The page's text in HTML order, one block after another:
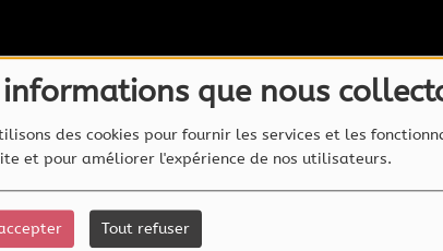
informations que nous
des cookies pour fournir les services et les
et pour améliorer l'expérience de nos utilisateurs.
Tout refuser